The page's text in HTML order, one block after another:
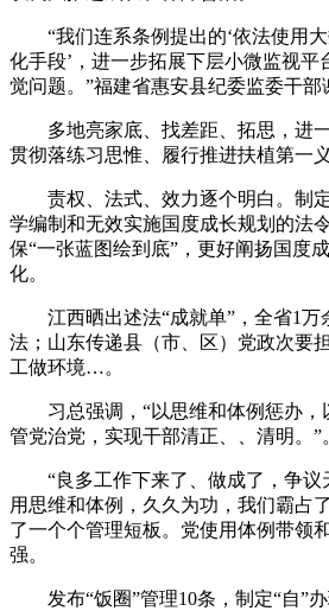
“我们连系条例提出的‘依法使用大
化手段’，进一步拓展下层小微监视平
觉问题。”福建省惠安县纪委监委干部
多地亮家底、找差距、拓思，进一
贯彻落练习思惟、履行推进扶植第一
责权、法式、效力逐个明白。制
学编制和无效实施国度成长规划的法
保“一张蓝图绘到底”，更好阐扬国度
化。
江西晒出述法“成就单”，全省1万
法；山东传递县（市、区）党政次要
工做环境…。
习总强调，“以思维和体例惩办，
管党治党，实现干部清正、、清明。”
“良多工作下来了、做成了，争议
用思维和体例，久久为功，我们霸占
了一个个管理短板。党使用体例带领
强。
发布“饭圈”管理10条，制定“自”办